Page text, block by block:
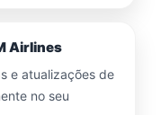
Airlines
e atualizações de
no seu